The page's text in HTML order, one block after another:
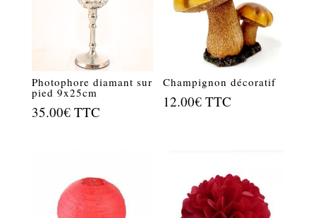
Photophore diamant sur
pied 9x25cm
35.00€ TTC
Champignon décoratif
12.00€ TTC